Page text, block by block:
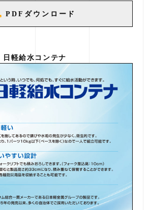
PDFダウンロード
日軽給水コンテナ